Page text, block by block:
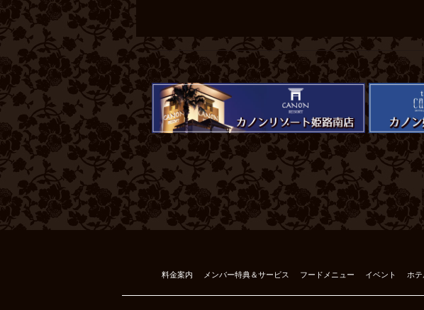
料金案内 メンバー特典＆サービス フードメニュー イベント ホ